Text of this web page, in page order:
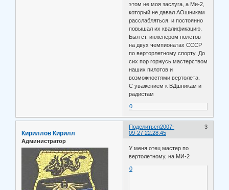
этом не моя заслуга, а Ми-2,
который не давал АОшникам
расслабляться. и постоянно
повышал их квалификацию.
Был ст. инженером полетов
на двух чемпионатах СССР
по верторлетному спорту. До
сих пор горжусь мастерством
наших пилотов и
возможностями вертолета.
С уважением к ВДшникам и
радистам
0
Поделиться 3
2007-
09-27 22:28:45
Кириллов Кирилл
Администратор
У меня отец мастер по
вертолетному, на МИ-2
0